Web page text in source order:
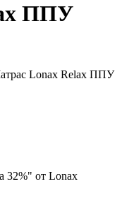
ППУ
Lonax Relax ППУ
от Lonax